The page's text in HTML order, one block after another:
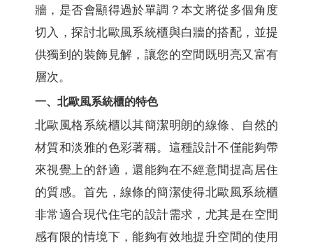
牆，是否會顯得過於單調？本文將從多個角度
切入，探討北歐風系統櫃與白牆的搭配，並提
供獨到的裝飾見解，讓您的空間既明亮又富有
層次。
一、北歐風系統櫃的特色
北歐風格系統櫃以其簡潔明朗的線條、自然的
材質和淡雅的色彩著稱。這種設計不僅能夠帶
來視覺上的舒適，還能夠在不經意間提高居住
的質感。首先，線條的簡潔使得北歐風系統櫃
非常適合現代住宅的設計需求，尤其是在空間
感有限的情境下，能夠有效地提升空間的使用